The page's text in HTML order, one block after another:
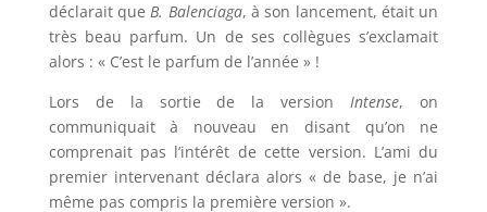
déclarait que B. Balenciaga, à son lancement, était un
très beau parfum. Un de ses collègues s’exclamait
alors : « C’est le parfum de l’année » !
Lors de la sortie de la versionIntense, on
communiquait à nouveau en disant qu’on ne
comprenait pas l’intérêt de cette version. L’ami du
premier intervenant déclara alors « de base, je n’ai
même pas compris la première version ».